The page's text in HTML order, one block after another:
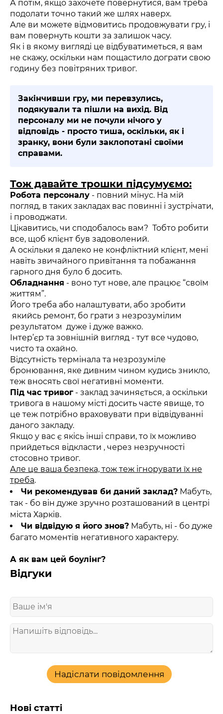
А потім, якщо захочете повернутися, вам треба
подолати точно такий же шлях наверх.
Але ви можете відмовитись продовжувати гру, і
вам повернуть кошти за залишок часу.
Як і в якому вигляді це відбуватиметься, я вам
не скажу, оскільки нам пощастило дограти свою
годину без повітряних тривог.
Закінчивши гру, ми перевзулись,
подякували та пішли на вихід. Від
персоналу ми не почули нічого у
відповідь - просто тиша, оскільки, як і
зранку, вони були заклопотані своїми
справами.
Тож давайте трошки підсумуємо:
Робота персоналу - повний мінус. На мій
погляд, в таких закладах вас повинні і зустрічати,
і проводжати.
Цікавитись, чи сподобалось вам? Тобто робити
все, щоб клієнт був задоволений.
А оскільки я далеко не конфліктний клієнт, мені
навіть звичайного привітання та побажання
гарного дня було б досить.
Обладнання - воно тут нове, але працює “своїм
життям”.
Його треба або налаштувати, або зробити
якийсь ремонт, бо грати з незрозумілим
результатом дуже і дуже важко.
Інтер’єр та зовнішній вигляд - тут все чудово,
чисто та охайно.
Відсутність термінала та незрозуміле
бронювання, яке дивним чином кудись зникло,
теж вносять свої негативні моменти.
Під час тривог- заклад зачиняється, а оскільки
тривога в нашому місті досить часте явище, то
це теж потрібно враховувати при відвідуванні
даного закладу.
Якщо у вас є якісь інші справи, то їх можливо
прийдеться відкласти , через незручності
стосовно тривог.
Але це ваша безпека, тож теж ігнорувати їх не
треба.
Чи рекомендував би даний заклад? Мабуть,
так - бо він дуже зручно розташований в центрі
міста Харків.
Чи відвідую я його знов? Мабуть, ні - бо дуже
багато моментів негативного характеру.
А як вам цей боулінг?
Відгуки
Надіслати повідомлення
Нові статті